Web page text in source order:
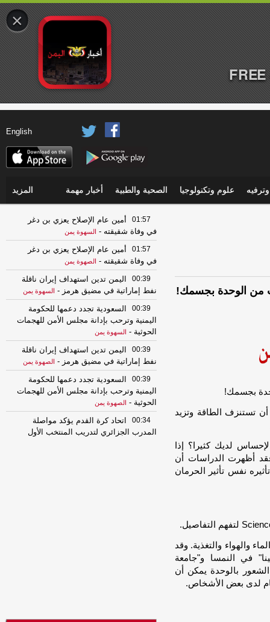
English
علوم وتكنولوجيا الصحية والطبية أخبار مهمة المزيد
يمكن أن تستنزف الطاقة وتزيد
لديك كثيرا؟ إذا
أظهرت الدراسات أن
نفس تأثير الحرمان
والهواء والتغذية. وقد
في النمسا و"جامعة
إلى أن 8 ساعات من الشعور بالوحدة يمكن أن
01:57
أمين عام الإصلاح يعزي بن دغر
في وفاة شقيقته - السهوة يمن
01:57
أمين عام الإصلاح يعزي بن دغر
في وفاة شقيقته - الصهوة يمن
00:39
اليمن تدين استهداف إيران ناقلة
نفط إماراتية في مضيق هرمز - السهوة يمن
00:39
السعودية تجدد دعمها للحكومة
اليمنية وترحب بإدانة مجلس الأمن للهجمات
الحوثية - السهوة يمن
00:39
اليمن تدين استهداف إيران ناقلة
نفط إماراتية في مضيق هرمز - الصهوة يمن
00:39
السعودية تجدد دعمها للحكومة
اليمنية وترحب بإدانة مجلس الأمن للهجمات
الحوثية - الصهوة يمن
00:34
اتحاد كرة القدم يؤكد مواصلة
المدرب الجزائري لتدريب المنتخب الأول
×